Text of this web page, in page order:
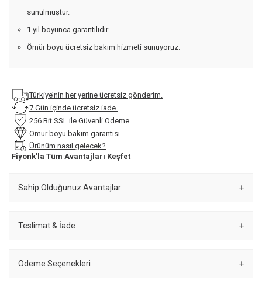
sunulmuştur.
1 yıl boyunca garantilidir.
Ömür boyu ücretsiz bakım hizmeti sunuyoruz.
Türkiye’nin her yerine ücretsiz gönderim.
7 Gün içinde ücretsiz iade.
256 Bit SSL ile Güvenli Ödeme
Ömür boyu bakım garantisi.
Ürünüm nasıl gelecek?
Fiyonk’la Tüm Avantajları Keşfet
Sahip Olduğunuz Avantajlar
Teslimat & İade
Ödeme Seçenekleri